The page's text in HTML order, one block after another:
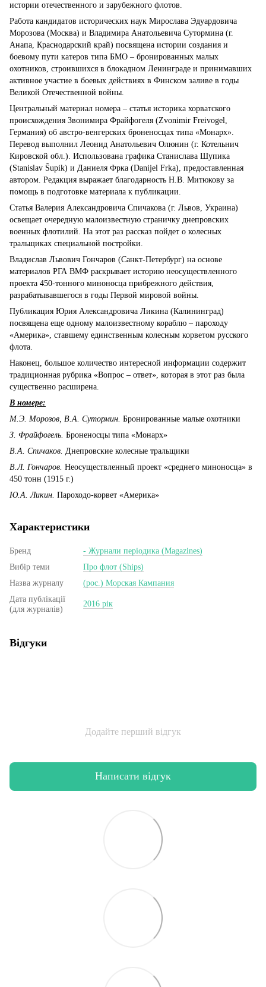
истории отечественного и зарубежного флотов.
Работа кандидатов исторических наук Мирослава Эдуардовича
Морозова (Москва) и Владимира Анатольевича Сутормина (г.
Анапа, Краснодарский край) посвящена истории создания и
боевому пути катеров типа БМО – бронированных малых
охотников, строившихся в блокадном Ленинграде и принимавших
активное участие в боевых действиях в Финском заливе в годы
Великой Отечественной войны.
Центральный материал номера – статья историка хорватского
происхождения Звонимира Фрайфогеля (Zvonimir Freivogel,
Германия) об австро-венгерских броненосцах типа «Монарх».
Перевод выполнил Леонид Анатольевич Олюнин (г. Котельнич
Кировской обл.). Использована графика Станислава Шупика
(Stanislav Šupik) и Даниеля Фрка (Danijel Frka), предоставленная
автором. Редакция выражает благодарность Н.В. Митюкову за
помощь в подготовке материала к публикации.
Статья Валерия Александровича Спичакова (г. Львов, Украина)
освещает очередную малоизвестную страничку днепровских
военных флотилий. На этот раз рассказ пойдет о колесных
тральщиках специальной постройки.
Владислав Львович Гончаров (Санкт-Петербург) на основе
материалов РГА ВМФ раскрывает историю неосуществленного
проекта 450-тонного миноносца прибрежного действия,
разрабатывавшегося в годы Первой мировой войны.
Публикация Юрия Александровича Ликина (Калининград)
посвящена еще одному малоизвестному кораблю – пароходу
«Америка», ставшему единственным колесным корветом русского
флота.
Наконец, большое количество интересной информации содержит
традиционная рубрика «Вопрос – ответ», которая в этот раз была
существенно расширена.
В номере:
М.Э. Морозов, В.А. Сутормин. Бронированные малые охотники
З. Фрайфогель. Броненосцы типа «Монарх»
В.А. Спичаков. Днепровские колесные тральщики
В.Л. Гончаров. Неосуществленный проект «среднего миноносца» в
450 тонн (1915 г.)
Ю.А. Ликин. Пароходо-корвет «Америка»
Характеристики
Бренд
- Журнали періодика (Magazines)
Вибір теми
Про флот (Ships)
Назва журналу
(рос.) Морская Кампания
Дата публікації
(для журналів)
2016 рік
Відгуки
Додайте перший відгук
Написати відгук